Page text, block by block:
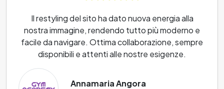
Il restyling del sito ha dato nuova energia alla
nostra immagine, rendendo tutto più moderno e
facile da navigare. Ottima collaborazione, sempre
disponibili e attenti alle nostre esigenze.
Annamaria Angora